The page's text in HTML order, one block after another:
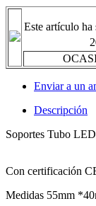
Este artículo
Enviar a un
Descripción
Soportes Tubo
Con certificación
Medidas 55mm